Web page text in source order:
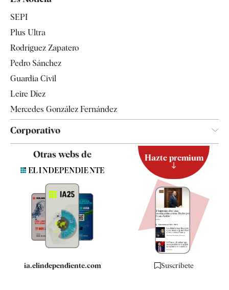
Televisión
SEPI
Plus Ultra
Rodríguez Zapatero
Pedro Sánchez
Guardia Civil
Leire Díez
Mercedes González Fernández
Corporativo
Quiénes somos
Especificaciones
Otras webs de
ia.elindependiente.com
Hazte premium
Suscríbete